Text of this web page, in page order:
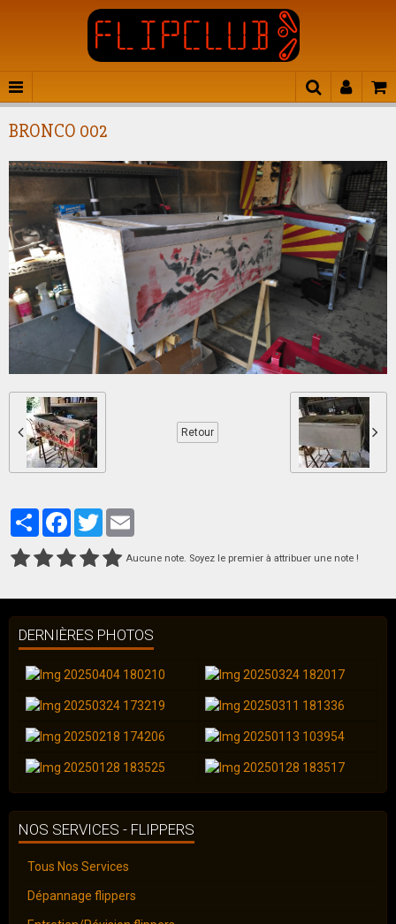
BRONCO 002
Retour
PartagerFacebook
Twitter
Aucune note. Soyez le premier à attribuer une note !
DERNIÈRES PHOTOS
NOS SERVICES - FLIPPERS
Tous Nos Services
Dépannage flippers